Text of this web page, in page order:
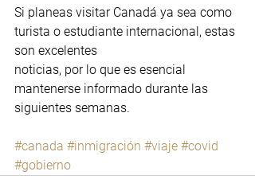
Si planeas visitar Canadá ya sea como
turista o estudiante internacional, estas
son excelentes
noticias, por lo que es esencial
mantenerse informado durante las
siguientes semanas.
#canada #inmigración #viaje #covid
#gobierno